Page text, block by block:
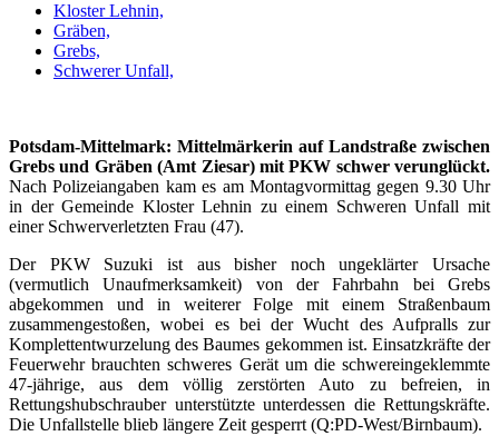
Kloster Lehnin,
Gräben,
Grebs,
Schwerer Unfall,
Potsdam-Mittelmark: Mittelmärkerin auf Landstraße zwischen
Grebs und Gräben (Amt Ziesar) mit PKW schwer verunglückt.
Nach Polizeiangaben kam es am Montagvormittag gegen 9.30 Uhr
in der Gemeinde Kloster Lehnin zu einem Schweren Unfall mit
einer Schwerverletzten Frau (47).
Der PKW Suzuki ist aus bisher noch ungeklärter Ursache
(vermutlich Unaufmerksamkeit) von der Fahrbahn bei Grebs
abgekommen und in weiterer Folge mit einem Straßenbaum
zusammengestoßen, wobei es bei der Wucht des Aufpralls zur
Komplettentwurzelung des Baumes gekommen ist. Einsatzkräfte der
Feuerwehr brauchten schweres Gerät um die schwereingeklemmte
47-jährige, aus dem völlig zerstörten Auto zu befreien, in
Rettungshubschrauber unterstützte unterdessen die Rettungskräfte.
Die Unfallstelle blieb längere Zeit gesperrt (Q:PD-West/Birnbaum).